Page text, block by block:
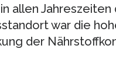
allen Jahreszeiten
war die
der